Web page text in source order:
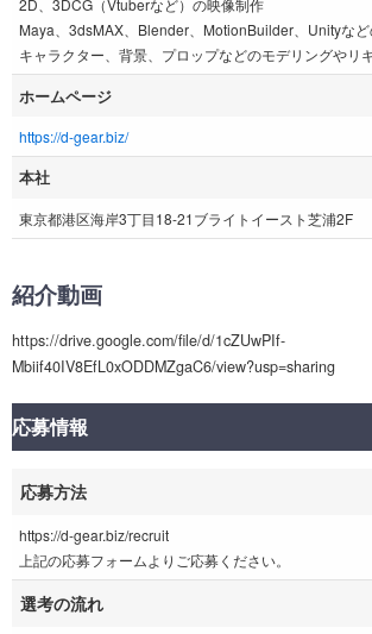
2D、3DCG（Vtuberなど）の映像制作
Maya、3dsMAX、Blender、MotionBuilder、Unityなど
キャラクター、背景、プロップなどのモデリングやリ
ホームページ
https://d-gear.biz/
本社
東京都港区海岸3丁目18-21ブライトイースト芝浦2F
紹介動画
https://drive.google.com/file/d/1cZUwPIf-
Mbiif40IV8EfL0xODDMZgaC6/view?usp=sharing
応募情報
応募方法
https://d-gear.biz/recruit
上記の応募フォームよりご応募ください。
選考の流れ